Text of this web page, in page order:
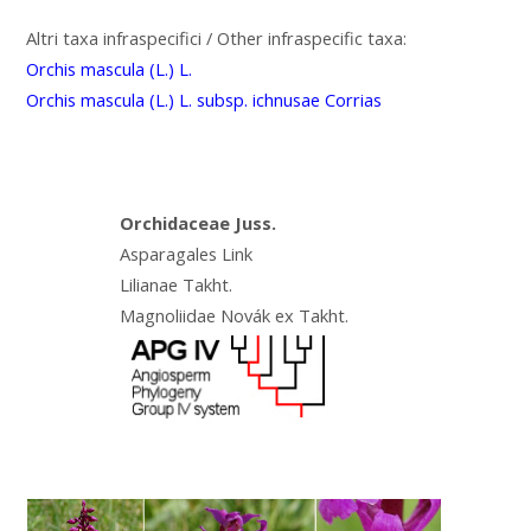
Altri taxa infraspecifici / Other infraspecific taxa:
Orchis mascula (L.) L.
Orchis mascula (L.) L. subsp. ichnusae Corrias
Orchidaceae Juss.
Asparagales Link
Lilianae Takht.
Magnoliidae Novák ex Takht.